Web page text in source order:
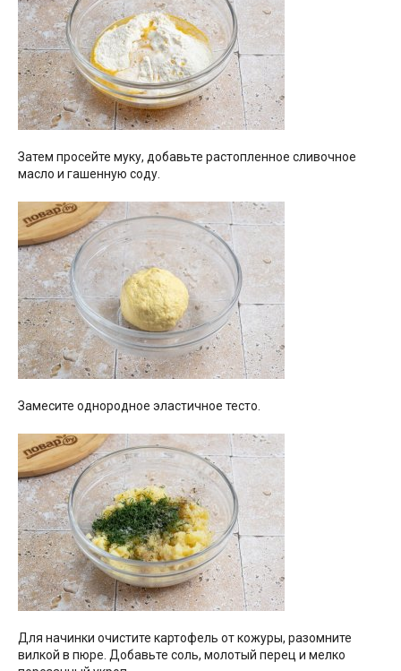
Затем просейте муку, добавьте растопленное сливочное
масло и гашенную соду.
Замесите однородное эластичное тесто.
Для начинки очистите картофель от кожуры, разомните
вилкой в пюре. Добавьте соль, молотый перец и мелко